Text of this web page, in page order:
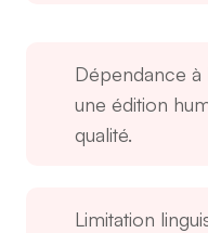
Dépendance à
une édition
qualité.
Limitation